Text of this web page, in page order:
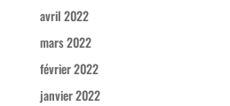
avril 2022
mars 2022
février 2022
janvier 2022